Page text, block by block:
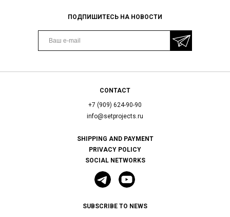
ПОДПИШИТЕСЬ НА НОВОСТИ
CONTACT
+7 (909) 624-90-90
info@setprojects.ru
SOCIAL NETWORKS
SUBSCRIBE TO NEWS
SHIPPING AND PAYMENT
PRIVACY POLICY